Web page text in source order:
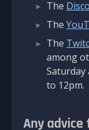
The
The
The
among
Saturday
to 12pm.
Any